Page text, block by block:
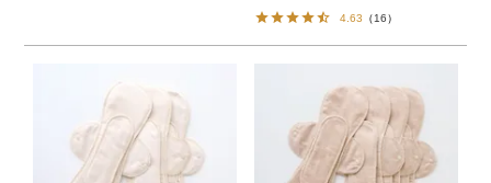
4.63 （16）